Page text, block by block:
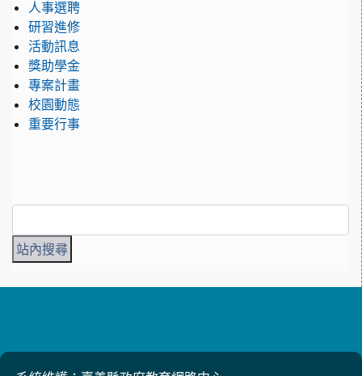
人事選聘
研習進修
活動訊息
獎助學金
專案計畫
校園動態
重要行事